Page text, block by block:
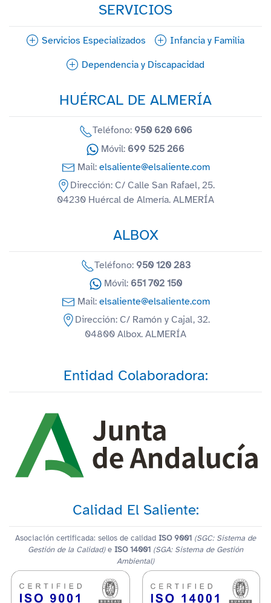
SERVICIOS
Servicios Especializados Infancia y Familia
Dependencia y Discapacidad
HUÉRCAL DE ALMERÍA
Teléfono: 950 620 606
Móvil: 699 525 266
Mail: elsaliente@elsaliente.com
Dirección: C/ Calle San Rafael, 25.
04230 Huércal de Almería. ALMERÍA
ALBOX
Teléfono: 950 120 283
Móvil: 651 702 150
Mail: elsaliente@elsaliente.com
Dirección: C/ Ramón y Cajal, 32.
04800 Albox. ALMERÍA
Entidad Colaboradora:
Calidad El Saliente:
Asociación certificada: sellos de calidad ISO 9001 (SGC: Sistema de
Gestión de la Calidad)e ISO 14001 (SGA: Sistema de Gestión
Ambiental)